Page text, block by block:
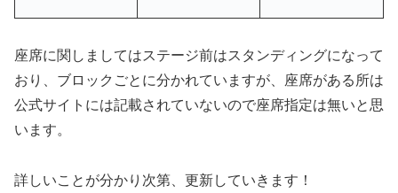
座席に関しましてはステージ前はスタンディングになって
おり、ブロックごとに分かれていますが、座席がある所は
公式サイトには記載されていないので座席指定は無いと思
います。
詳しいことが分かり次第、更新していきます！